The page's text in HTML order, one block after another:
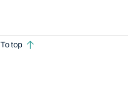
To top